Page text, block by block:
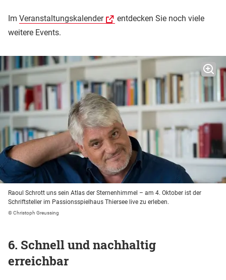
Im Veranstaltungskalender
entdecken Sie noch viele
weitere Events.
Raoul Schrott uns sein Atlas der Sternenhimmel – am 4. Oktober ist der
Schriftsteller im Passionsspielhaus Thiersee live zu erleben.
© Christoph Greussing
6. Schnell und nachhaltig
erreichbar